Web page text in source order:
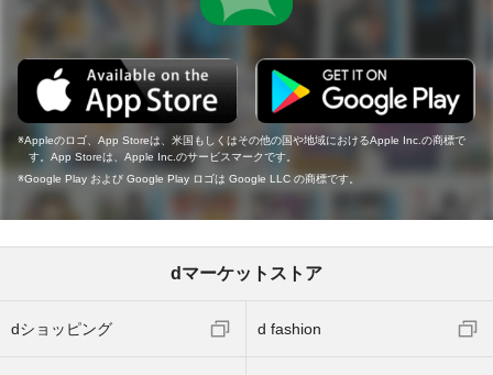
Appleのロゴ、App Storeは、米国もしくはその他の国や地域におけるApple Inc.の商標で
す。App Storeは、Apple Inc.のサービスマークです。
Google Play および Google Play ロゴは Google LLC の商標です。
dマーケットストア
dショッピング d fashion